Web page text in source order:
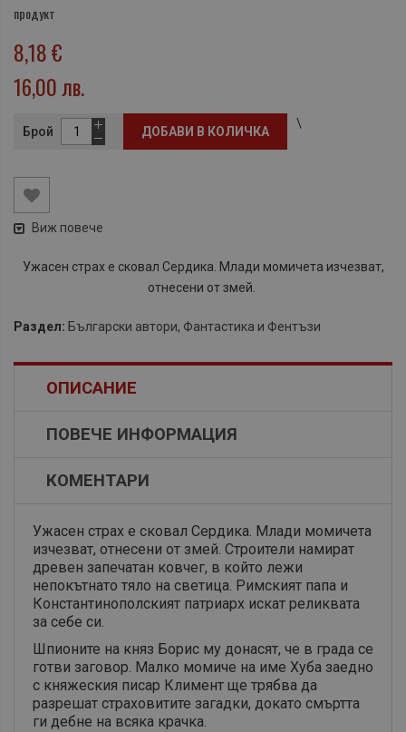
продукт
8,18 €
16,00 лв.
Брой ДОБАВИ В КОЛИЧКА
\
Виж повече
Ужасен страх е сковал Сердика. Млади момичета изчезват,
отнесени от змей.
Раздел: Български автори, Фантастика и Фентъзи
ОПИСАНИЕ
ПОВЕЧЕ ИНФОРМАЦИЯ
КОМЕНТАРИ
Ужасен страх е сковал Сердика. Млади момичета
изчезват, отнесени от змей. Строители намират
древен запечатан ковчег, в който лежи
непокътнато тяло на светица. Римският папа и
Константинополският патриарх искат реликвата
за себе си.
Шпионите на княз Борис му донасят, че в града се
готви заговор. Малко момиче на име Хуба заедно
с княжеския писар Климент ще трябва да
разрешат страховитите загадки, докато смъртта
ги дебне на всяка крачка.